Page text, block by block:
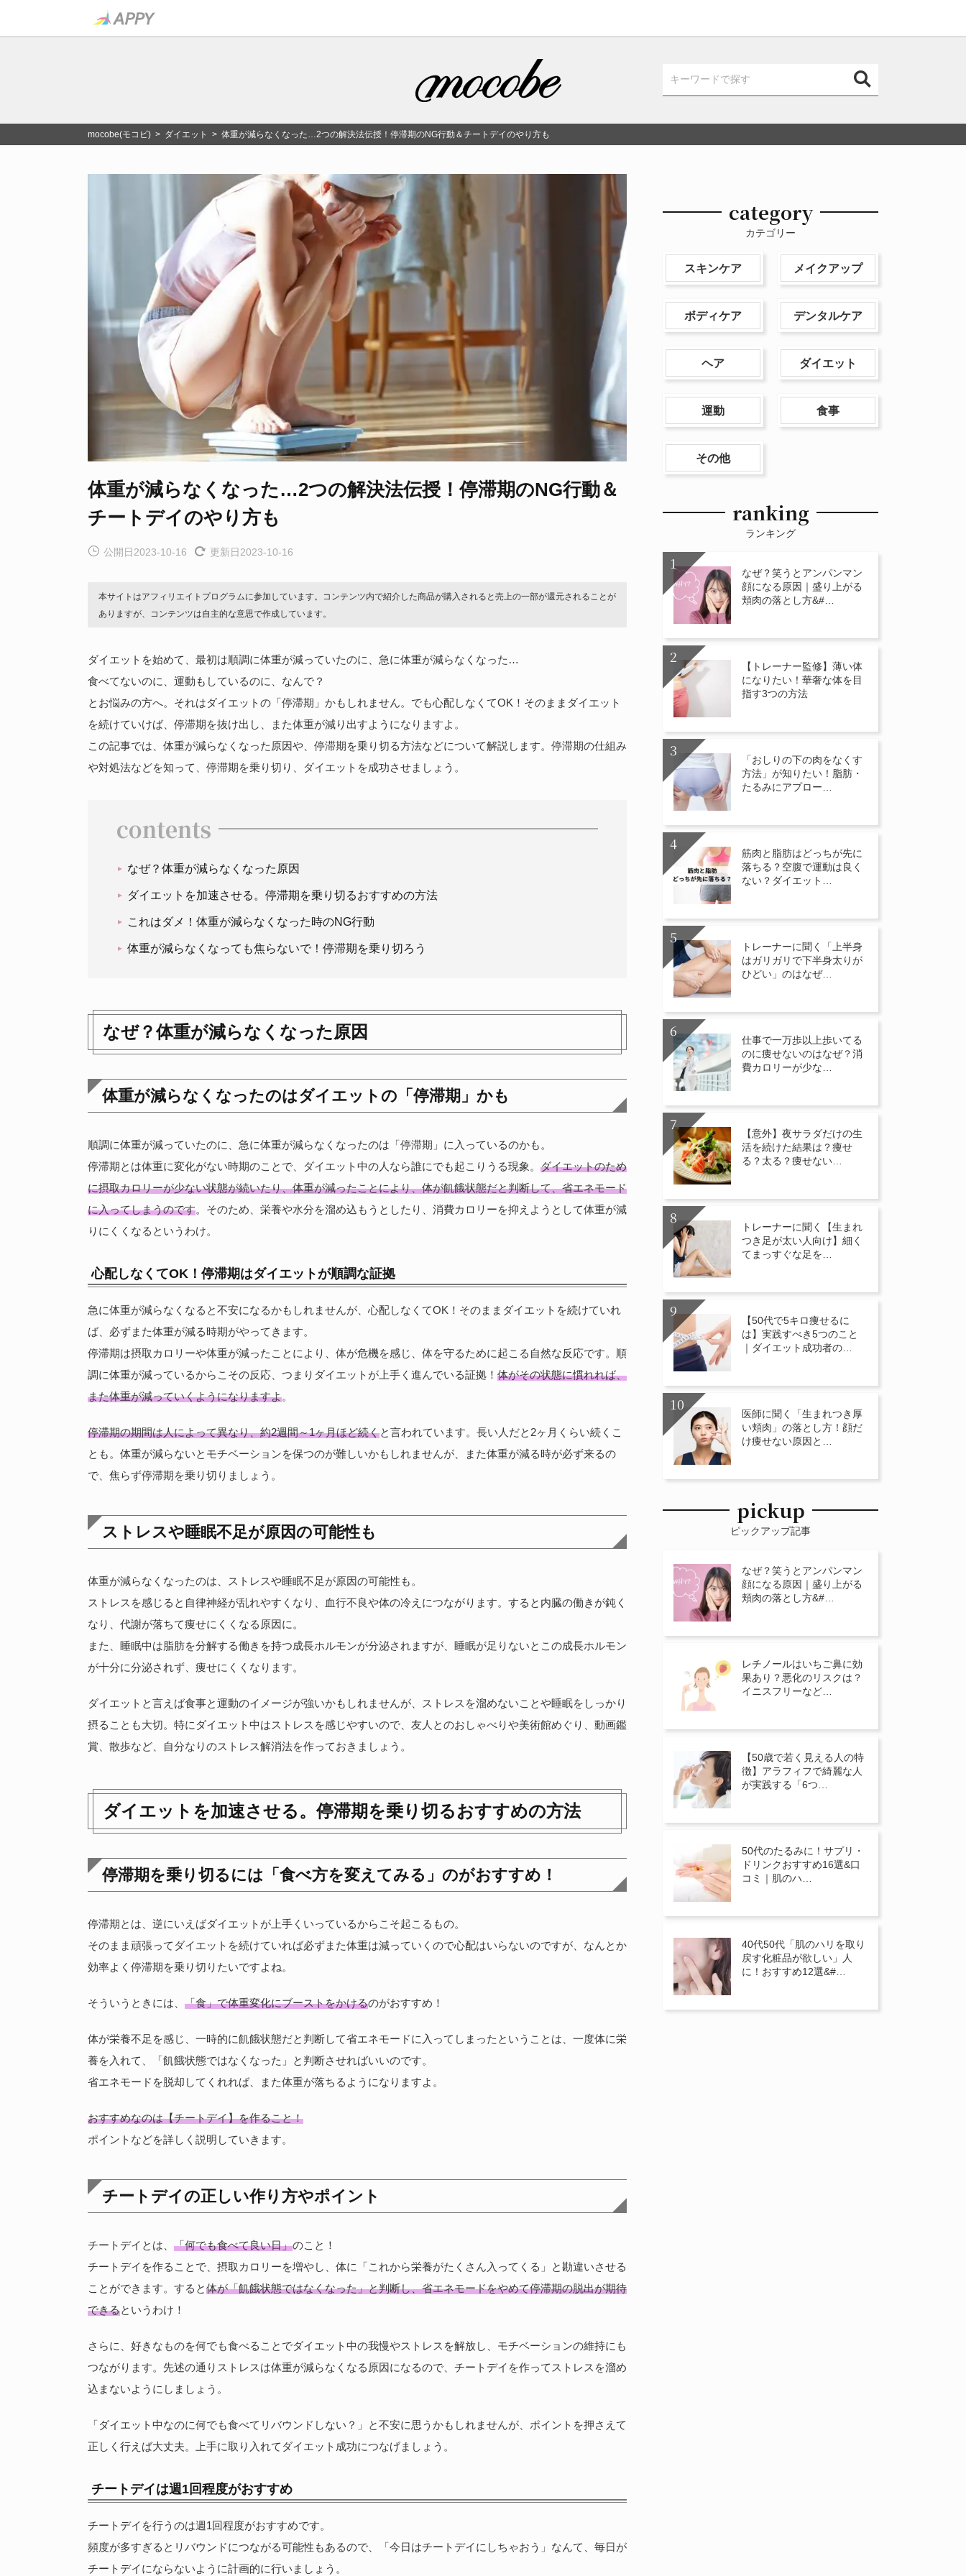
mocobe(モコビ) > ダイエット > 体重が減らなくなった…2つの解決法伝授！停滞期のNG行動＆チートデイのやり方も
体重が減らなくなった…2つの解決法伝授！停滞期のNG行動＆
チートデイのやり方も
公開日2023-10-16 更新日2023-10-16
本サイトはアフィリエイトプログラムに参加しています。コンテンツ内で紹介した商品が購入されると売上の一部が還元されることが
ありますが、コンテンツは自主的な意思で作成しています。
ダイエットを始めて、最初は順調に体重が減っていたのに、急に体重が減らなくなった…
食べてないのに、運動もしているのに、なんで？
とお悩みの方へ。それはダイエットの「停滞期」かもしれません。でも心配しなくてOK！そのままダイエット
を続けていけば、停滞期を抜け出し、また体重が減り出すようになりますよ。
この記事では、体重が減らなくなった原因や、停滞期を乗り切る方法などについて解説します。停滞期の仕組み
や対処法などを知って、停滞期を乗り切り、ダイエットを成功させましょう。
contents
なぜ？体重が減らなくなった原因
ダイエットを加速させる。停滞期を乗り切るおすすめの方法
これはダメ！体重が減らなくなった時のNG行動
体重が減らなくなっても焦らないで！停滞期を乗り切ろう
なぜ？体重が減らなくなった原因
体重が減らなくなったのはダイエットの「停滞期」かも
順調に体重が減っていたのに、急に体重が減らなくなったのは「停滞期」に入っているのかも。
停滞期とは体重に変化がない時期のことで、ダイエット中の人なら誰にでも起こりうる現象。 ダイエットのため
に摂取カロリーが少ない状態が続いたり、体重が減ったことにより、体が飢餓状態だと判断して、省エネモード
に入ってしまうのです。そのため、栄養や水分を溜め込もうとしたり、消費カロリーを抑えようとして体重が減
りにくくなるというわけ。
心配しなくてOK！停滞期はダイエットが順調な証拠
急に体重が減らなくなると不安になるかもしれませんが、心配しなくてOK！そのままダイエットを続けていれ
ば、必ずまた体重が減る時期がやってきます。
停滞期は摂取カロリーや体重が減ったことにより、体が危機を感じ、体を守るために起こる自然な反応です。順
調に体重が減っているからこその反応、つまりダイエットが上手く進んでいる証拠！ 体がその状態に慣れれば、
また体重が減っていくようになりますよ。
停滞期の期間は人によって異なり、約2週間～1ヶ月ほど続くと言われています。長い人だと2ヶ月くらい続くこ
とも。体重が減らないとモチベーションを保つのが難しいかもしれませんが、また体重が減る時が必ず来るの
で、焦らず停滞期を乗り切りましょう。
ストレスや睡眠不足が原因の可能性も
体重が減らなくなったのは、ストレスや睡眠不足が原因の可能性も。
ストレスを感じると自律神経が乱れやすくなり、血行不良や体の冷えにつながります。すると内臓の働きが鈍く
なり、代謝が落ちて痩せにくくなる原因に。
また、睡眠中は脂肪を分解する働きを持つ成長ホルモンが分泌されますが、睡眠が足りないとこの成長ホルモン
が十分に分泌されず、痩せにくくなります。
ダイエットと言えば食事と運動のイメージが強いかもしれませんが、ストレスを溜めないことや睡眠をしっかり
摂ることも大切。特にダイエット中はストレスを感じやすいので、友人とのおしゃべりや美術館めぐり、動画鑑
賞、散歩など、自分なりのストレス解消法を作っておきましょう。
ダイエットを加速させる。停滞期を乗り切るおすすめの方法
停滞期を乗り切るには「食べ方を変えてみる」のがおすすめ！
停滞期とは、逆にいえばダイエットが上手くいっているからこそ起こるもの。
そのまま頑張ってダイエットを続けていれば必ずまた体重は減っていくので心配はいらないのですが、なんとか
効率よく停滞期を乗り切りたいですよね。
そういうときには、 「食」で体重変化にブーストをかけるのがおすすめ！
体が栄養不足を感じ、一時的に飢餓状態だと判断して省エネモードに入ってしまったということは、一度体に栄
養を入れて、「飢餓状態ではなくなった」と判断させればいいのです。
省エネモードを脱却してくれれば、また体重が落ちるようになりますよ。
おすすめなのは【チートデイ】を作ること！
ポイントなどを詳しく説明していきます。
チートデイの正しい作り方やポイント
チートデイとは、 「何でも食べて良い日」のこと！
チートデイを作ることで、摂取カロリーを増やし、体に「これから栄養がたくさん入ってくる」と勘違いさせる
ことができます。すると体が「飢餓状態ではなくなった」と判断し、省エネモードをやめて停滞期の脱出が期待
できるというわけ！
さらに、好きなものを何でも食べることでダイエット中の我慢やストレスを解放し、モチベーションの維持にも
つながります。先述の通りストレスは体重が減らなくなる原因になるので、チートデイを作ってストレスを溜め
込まないようにしましょう。
「ダイエット中なのに何でも食べてリバウンドしない？」と不安に思うかもしれませんが、ポイントを押さえて
正しく行えば大丈夫。上手に取り入れてダイエット成功につなげましょう。
チートデイは週1回程度がおすすめ
チートデイを行うのは週1回程度がおすすめです。
頻度が多すぎるとリバウンドにつながる可能性もあるので、「今日はチートデイにしちゃおう」なんて、毎日が
チートデイにならないように計画的に行いましょう。
category
カテゴリー
スキンケア メイクアップ
ボディケア デンタルケア
ヘア ダイエット
運動 食事
その他
ranking
ランキング
なぜ？笑うとアンパンマン
顔になる原因｜盛り上がる
頬肉の落とし方&#…
【トレーナー監修】薄い体
になりたい！華奢な体を目
指す3つの方法
「おしりの下の肉をなくす
方法」が知りたい！脂肪・
たるみにアプロー…
筋肉と脂肪はどっちが先に
落ちる？空腹で運動は良く
ない？ダイエット…
トレーナーに聞く「上半身
はガリガリで下半身太りが
ひどい」のはなぜ…
仕事で一万歩以上歩いてる
のに痩せないのはなぜ？消
費カロリーが少な…
【意外】夜サラダだけの生
活を続けた結果は？痩せ
る？太る？痩せない…
トレーナーに聞く【生まれ
つき足が太い人向け】細く
てまっすぐな足を…
【50代で5キロ痩せるに
は】実践すべき5つのこと
｜ダイエット成功者の…
医師に聞く「生まれつき厚
い頬肉」の落とし方！顔だ
け痩せない原因と…
pickup
ピックアップ記事
なぜ？笑うとアンパンマン
顔になる原因｜盛り上がる
頬肉の落とし方&#…
レチノールはいちご鼻に効
果あり？悪化のリスクは？
イニスフリーなど…
【50歳で若く見える人の特
徴】アラフィフで綺麗な人
が実践する「6つ…
50代のたるみに！サプリ・
ドリンクおすすめ16選&口
コミ｜肌のハ…
40代50代「肌のハリを取り
戻す化粧品が欲しい」人
に！おすすめ12選&#…